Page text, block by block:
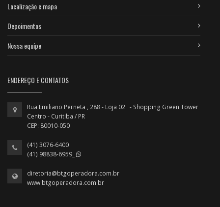
Localização e mapa
Depoimentos
Nossa equipe
ENDEREÇO E CONTATOS
Rua Emiliano Perneta , 288 - Loja 02 - Shopping Green Tower
Centro - Curitiba / PR
CEP: 80010-050
(41) 3076-6400
(41) 98838-6959_
diretoria@btgoperadora.com.br
www.btgoperadora.com.br